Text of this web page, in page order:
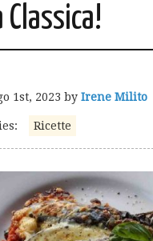
Classica!
1st, 2023 by Irene Milito
Ricette